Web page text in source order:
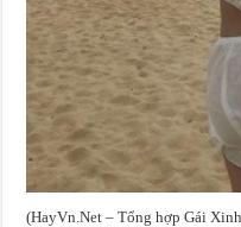
(HayVn.Net – Tổng hợp Gái